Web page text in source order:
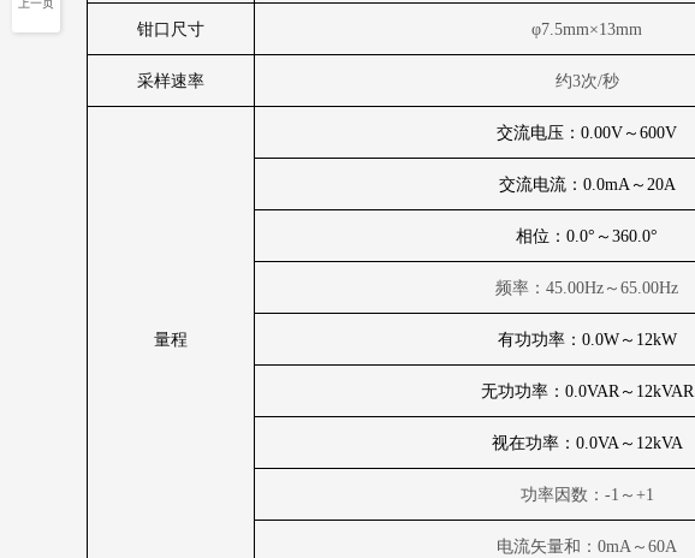
钳口尺寸 φ7.5mm×13mm
采样速率 约3次/秒
量程
交流电压： 0.00V ～ 600V
交流电流： 0.0mA～ 20A
相位： 0.0°～ 360.0°
频率： 45.00Hz ～ 65.00Hz
有功功率： 0.0W～ 12kW
无功功率： 0.0VAR～ 12kVAR
视在功率： 0.0VA～ 12kVA
功率因数： -1 ～ +1
电流矢量和： 0mA ～ 60A
上一页